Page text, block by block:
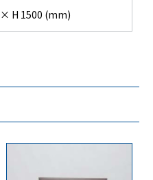
H 1500 (mm)